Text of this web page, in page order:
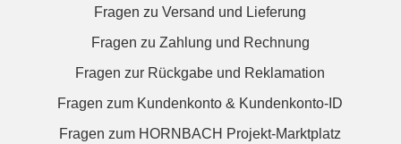
Fragen zu Versand und Lieferung
Fragen zu Zahlung und Rechnung
Fragen zur Rückgabe und Reklamation
Fragen zum Kundenkonto & Kundenkonto-ID
Fragen zum HORNBACH Projekt-Marktplatz